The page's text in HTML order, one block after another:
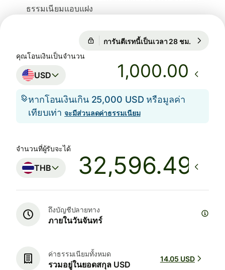
ธรรมเนียมแอบแฝง
การันตีเรทนี้เป็นเวลา 28 ชม.
การันตีเรทนี้เป็นเวลา 28 ชม.
คุณโอนเงินเป็นจำนวน
USD .00
หากโอนเงินเกิน 25,000 USD หรือมูลค่า
เทียบเท่าจะมีส่วนลดค่าธรรมเนียม
จำนวนที่ผู้รับจะได้
THB
ถึงบัญชีปลายทาง
ภายในวันจันทร์
ค่าธรรมเนียมทั้งหมด
รวมอยู่ในยอดสกุล USD
14.05 USD